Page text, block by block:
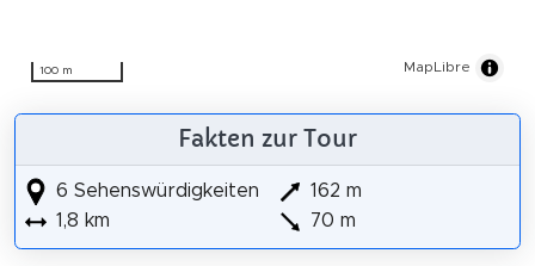
100 m MapLibre
Fakten zur Tour
6 Sehenswürdigkeiten
1,8 km
162 m
70 m